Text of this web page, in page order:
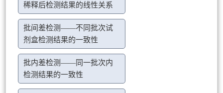
稀释后检测结果的线性关系
批间差检测——不同批次试
剂盒检测结果的一致性
批内差检测——同一批次内
检测结果的一致性